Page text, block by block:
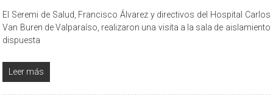
El Seremi de Salud, Francisco Álvarez y directivos del Hospital Carlos
Van Buren de Valparaíso, realizaron una visita a la sala de aislamiento
dispuesta
Leer más